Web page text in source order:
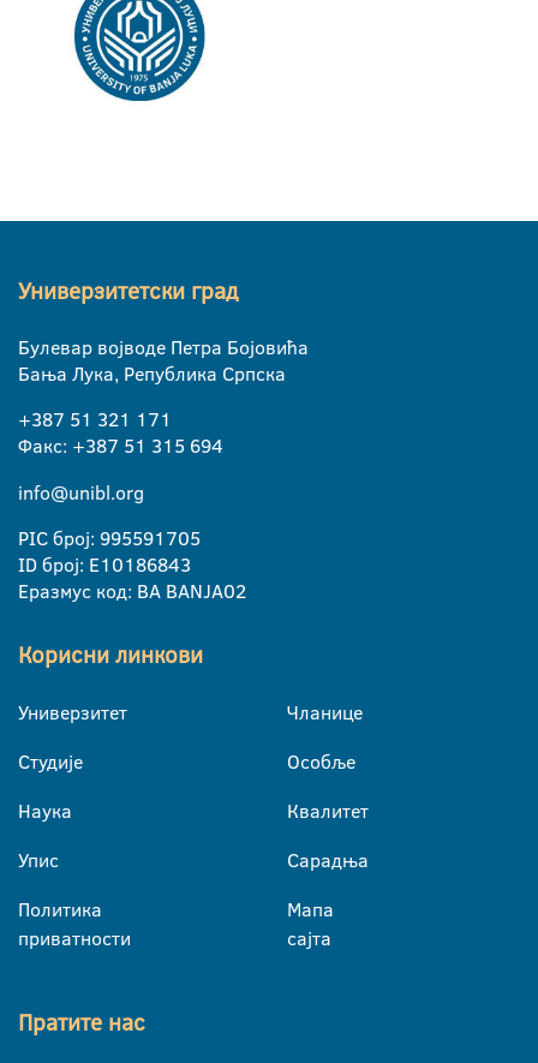
Универзитетски град
Булевар војводе Петра Бојовића
Бања Лука, Република Српска
+387 51 321 171
Факс: +387 51 315 694
info@unibl.org
PIC број: 995591705
ID број: E10186843
Еразмус код: BA BANJA02
Корисни линкови
Универзитет
Студије
Наука
Упис
Политика
приватности
Чланице
Особље
Квалитет
Сарадња
Мапа
сајта
Пратите нас